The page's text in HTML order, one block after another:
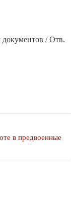
/ Отв.
в предвоенные